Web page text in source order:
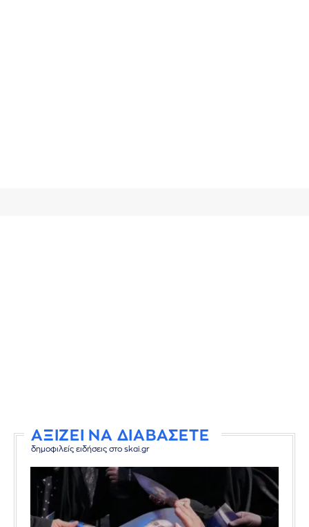
ΑΞΙΖΕΙ ΝΑ ΔΙΑΒΑΣΕΤΕ
δημοφιλείς ειδήσεις στο skai.gr